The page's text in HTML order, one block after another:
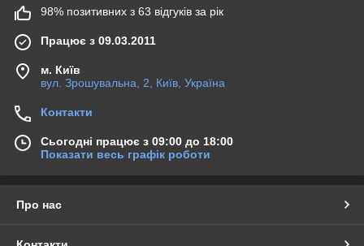
98% позитивних з 63 відгуків за рік
Працює з 09.03.2011
м. Київ
вул. Зрошувальна, 2, Київ, Україна
Контакти
Сьогодні працює з 09:00 до 18:00
Показати весь графік роботи
Про нас